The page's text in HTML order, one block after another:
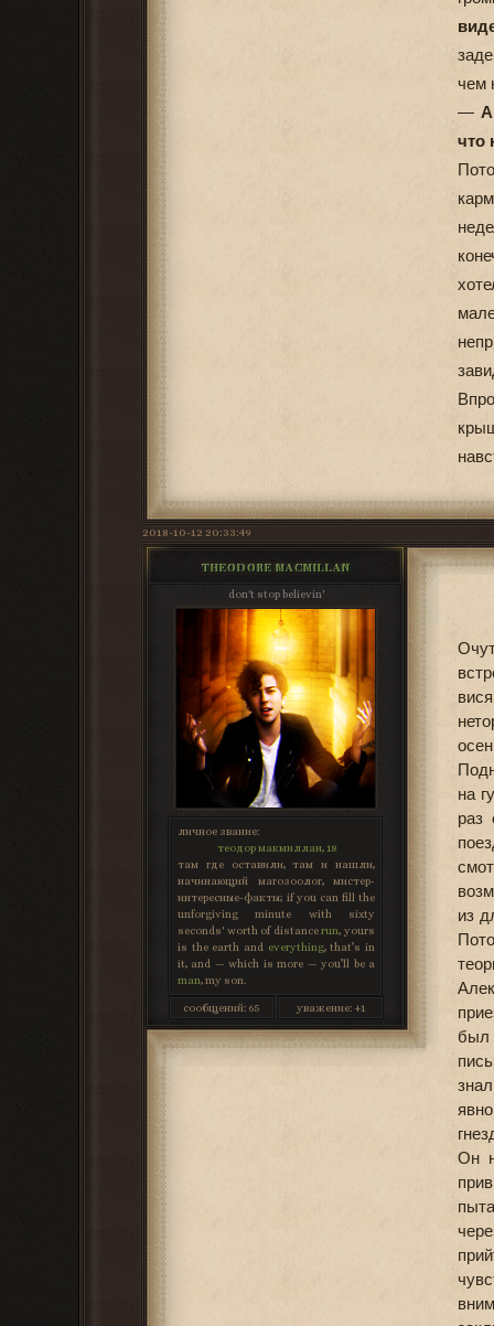
чем
—
что
2018-10-12 20:33:49
THEODORE MACMILLAN
don't stop believin'
личное звание:
теодор макмиллан, 18
там где оставили, там и нашли,
начинающий магозоолог, мистер-
интересные-факты; if you can fill the
unforgiving minute with sixty
seconds' worth of distancerun, yours
is the earth and everything, that’s in
it, and — which is more — you’ll be a
man, my son.
сообщений:65 уважение: +1
на
раз
из
был
Он